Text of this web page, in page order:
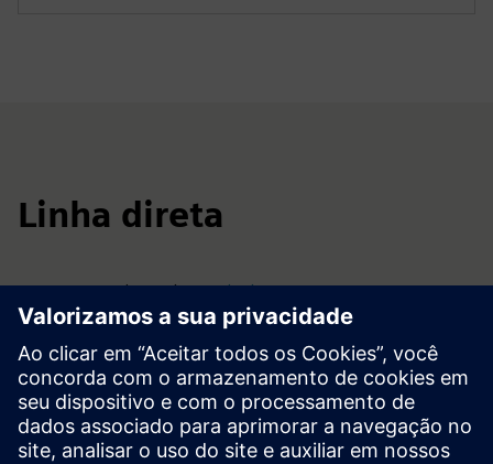
Linha direta
Internacional (inglês):+49 (89) 3803 5491*
+49 (800) 225 53 36
* As cobranças variam dependendo do provedor de
serviços e do país/região
** Gratuito em telefones fixos e redes móveis alemãs;